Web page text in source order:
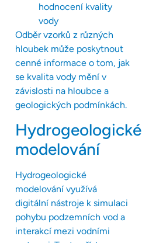
hodnocení kvality
vody
Odběr vzorků z různých
hloubek může poskytnout
cenné informace o tom, jak
se kvalita vody mění v
závislosti na hloubce a
geologických podmínkách.
Hydrogeologické
modelování
Hydrogeologické
modelování využívá
digitální nástroje k simulaci
pohybu podzemních vod a
interakcí mezi vodními